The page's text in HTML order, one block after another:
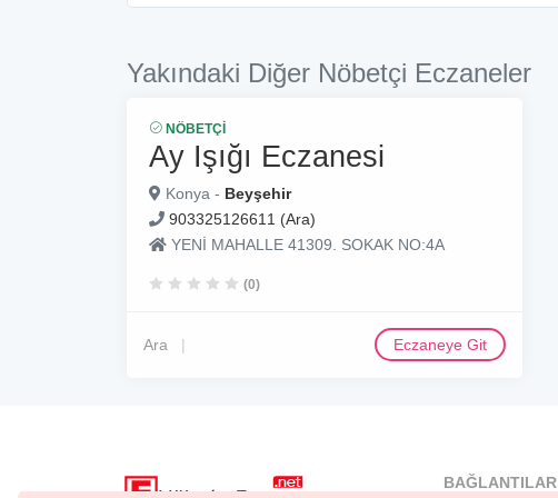
Yakındaki Diğer Nöbetçi Eczaneler
NÖBETÇI
Ay Işığı Eczanesi
Konya - Beyşehir
903325126611 (Ara)
YENİ MAHALLE 41309. SOKAK NO:4A
(0)
Ara Eczaneye Git
BAĞLANTILAR